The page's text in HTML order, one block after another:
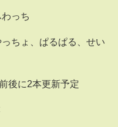
っち
ょ、ぱるぱる、せい
後に2本更新予定